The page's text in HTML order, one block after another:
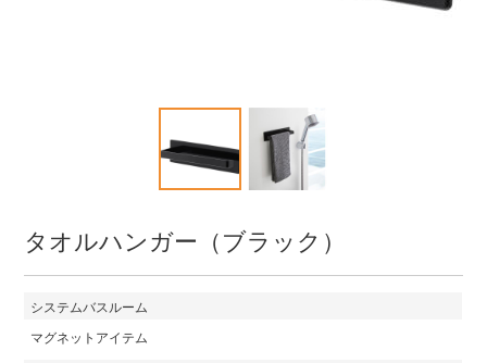
タオルハンガー（ブラック）
システムバスルーム
マグネットアイテム